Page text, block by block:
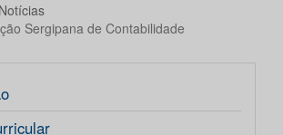
Notícias
Sergipana de Contabilidade